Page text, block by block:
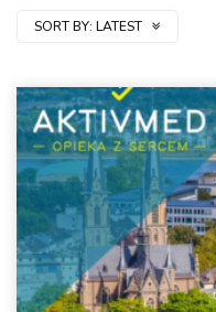
SORT BY: LATEST